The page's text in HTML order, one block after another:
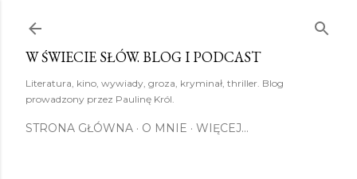
W ŚWIECIE SŁÓW. BLOG I PODCAST
Literatura, kino, wywiady, groza, kryminał, thriller. Blog
prowadzony przez Paulinę Król.
STRONA GŁÓWNA O MNIE WIĘCEJ…